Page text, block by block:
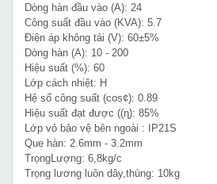
Dòng hàn đầu vào (A): 24
Công suất đầu vào (KVA): 5.7
Điện áp không tải (V): 60±5%
Dòng hàn (A): 10 - 200
Hiệu suất (%): 60
Lớp cách nhiệt: H
Hệ số công suất (cos¢): 0.89
Hiệu suất đạt được ((ɳ): 85%
Lớp vỏ bảo vệ bên ngoài : IP21S
Que hàn: 2.6mm - 3.2mm
TrọngLượng: 6,8kg/c
Trọng lương luôn dây,thùng: 10kg